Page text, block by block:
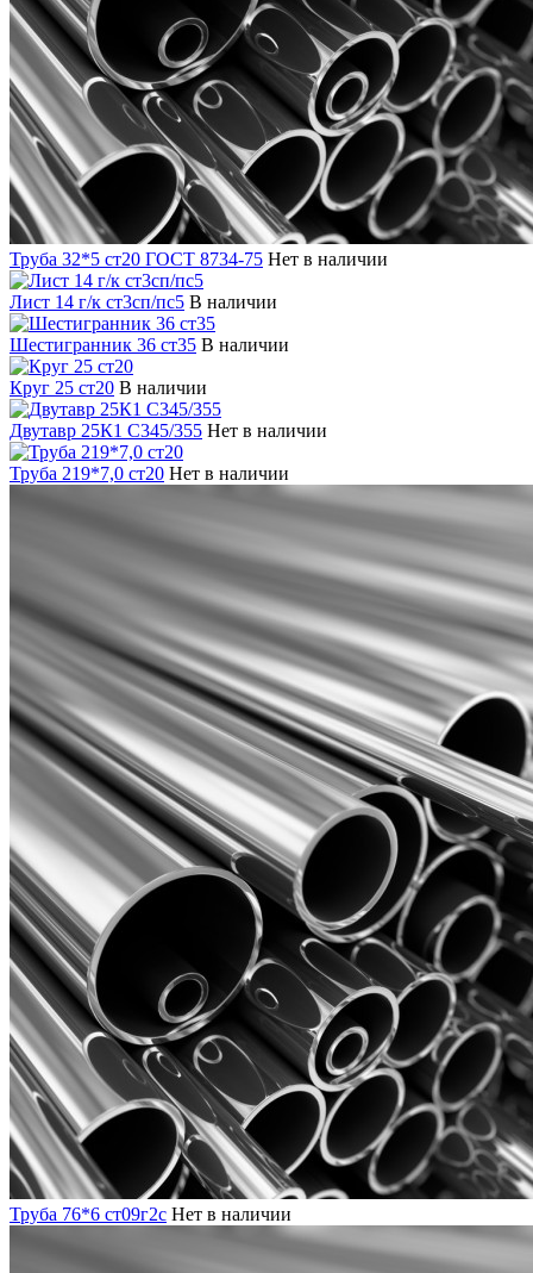
Труба 32*5 ст20 ГОСТ 8734-75 Нет в наличии
Лист 14 г/к ст3сп/пс5 В наличии
Шестигранник 36 ст35 В наличии
Круг 25 ст20 В наличии
Двутавр 25К1 С345/355 Нет в наличии
Труба 219*7,0 ст20 Нет в наличии
Труба 76*6 ст09г2с Нет в наличии